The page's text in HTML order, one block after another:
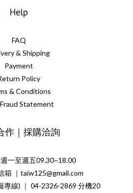
Help
FAQ
& Shipping
Payment
Policy
& Conditions
Statement
作｜採購洽詢
一至週五09.30~18.00
箱 ｜taiw125@gmail.com
專線) ｜ 04-2326-2869 分機20